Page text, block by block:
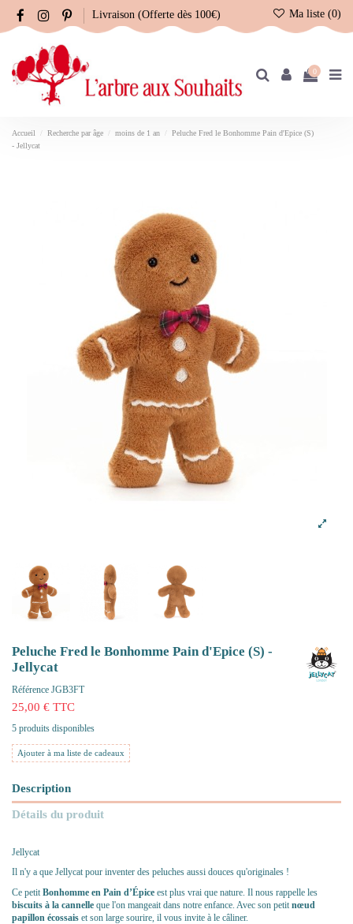
Livraison (Offerte dès 100€) Ma liste (0)
0
Accueil Recherche par âge moins de 1 an
Peluche Fred le Bonhomme Pain d'Epice (S)
- Jellycat
Peluche Fred le Bonhomme Pain d'Epice (S) -
Jellycat
Référence JGB3FT
25,00 € TTC
5 produits disponibles
Ajouter à ma liste de cadeaux
Description
Détails du produit
Jellycat
Il n'y a que Jellycat pour inventer des peluches aussi douces qu'originales !
Ce petit Bonhomme en Pain d’Épice est plus vrai que nature. Il nous rappelle les
biscuits à la cannelle que l'on mangeait dans notre enfance. Avec son petit nœud
papillon écossais et son large sourire, il vous invite à le câliner.